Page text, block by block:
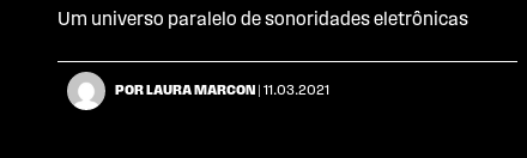
Um universo paralelo de sonoridades eletrônicas
POR LAURA MARCON | 11.03.2021